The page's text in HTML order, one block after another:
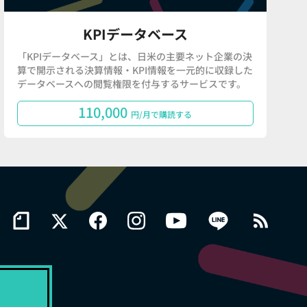
KPIデータベース
「KPIデータベース」とは、日米の主要ネット企業の決
算で開示される決算情報・KPI情報を一元的に収録した
データベースへの閲覧権限を付与するサービスです。
110,000 円/月で購読する